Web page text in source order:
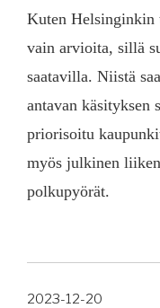
Kuten Helsinginkin
vain arvioita, sillä
saatavilla. Niistä
antavan
priorisoitu
myös julkinen
polkupyörät.
Julkaistu
2023-12-20